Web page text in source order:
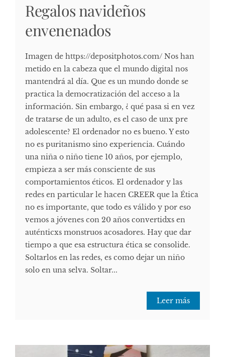
Regalos navideños
envenenados
Imagen de https://depositphotos.com/ Nos han
metido en la cabeza que el mundo digital nos
mantendrá al día. Que es un mundo donde se
practica la democratización del acceso a la
información. Sin embargo, ¿ qué pasa si en vez
de tratarse de un adulto, es el caso de unx pre
adolescente? El ordenador no es bueno. Y esto
no es puritanismo sino experiencia. Cuándo
una niña o niño tiene 10 años, por ejemplo,
empieza a ser más consciente de sus
comportamientos éticos. El ordenador y las
redes en particular le hacen CREER que la Ética
no es importante, que todo es válido y por eso
vemos a jóvenes con 20 años convertidxs en
auténticxs monstruos acosadores. Hay que dar
tiempo a que esa estructura ética se consolide.
Soltarlos en las redes, es como dejar un niño
solo en una selva. Soltar...
Leer más